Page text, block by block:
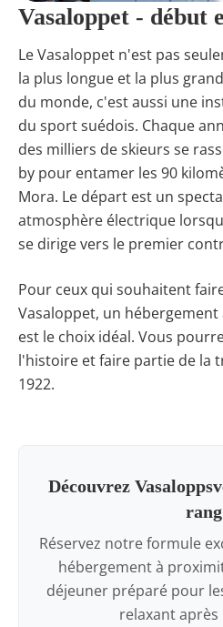
Vasaloppet - début
Le Vasaloppet n'est pas
la plus longue et la plus
du monde, c'est aussi une
du sport suédois. Chaque
des milliers de skieurs se
by pour entamer les 90
Mora. Le départ est un
atmosphère électrique
se dirige vers le premier
Pour ceux qui souhaitent
Vasaloppet, un
est le choix idéal. Vous
l'histoire et faire partie de la
1922.
Découvrez
rang
Réservez notre formule
hébergement à
déjeuner préparé pour
relaxant après